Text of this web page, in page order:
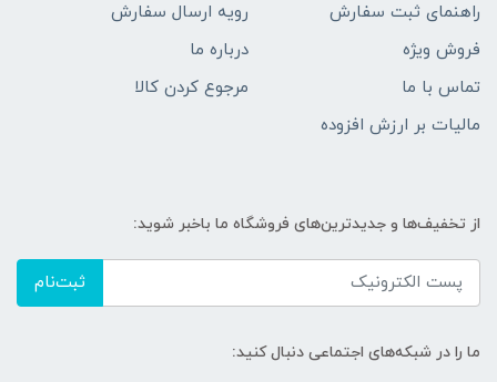
راهنمای ثبت سفارش
رویه ارسال سفارش
فروش ویژه
درباره ما
تماس با ما
مرجوع کردن کالا
مالیات بر ارزش افزوده
از تخفیف‌ها و جدیدترین‌های فروشگاه ما باخبر شوید:
ثبت‌نام
ما را در شبکه‌های اجتماعی دنبال کنید: